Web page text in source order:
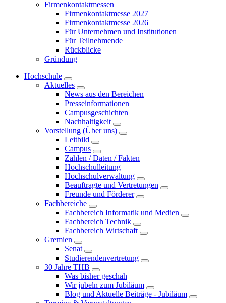
Firmenkontaktmessen
Firmenkontaktmesse 2027
Firmenkontaktmesse 2026
Für Unternehmen und Institutionen
Für Teilnehmende
Rückblicke
Gründung
Hochschule
Aktuelles
News aus den Bereichen
Presseinformationen
Campusgeschichten
Nachhaltigkeit
Vorstellung (Über uns)
Leitbild
Campus
Zahlen / Daten / Fakten
Hochschulleitung
Hochschulverwaltung
Beauftragte und Vertretungen
Freunde und Förderer
Fachbereiche
Fachbereich Informatik und Medien
Fachbereich Technik
Fachbereich Wirtschaft
Gremien
Senat
Studierendenvertretung
30 Jahre THB
Was bisher geschah
Wir jubeln zum Jubiläum
Blog und Aktuelle Beiträge - Jubiläum